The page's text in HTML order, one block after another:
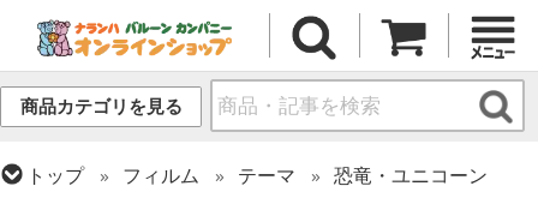
商品カテゴリを見る
トップ フィルム テーマ
恐竜・ユニコーン